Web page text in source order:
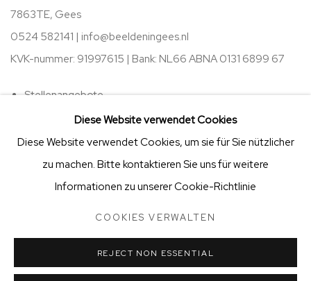
7863TE, Gees
0524 582141 | info@beeldeningees.nl
KVK-nummer: 91997615 | Bank: NL66 ABNA 0131 6899 67
Stellenangebote
ÖffnungszeitenDiese Website verwendet Cookies
Diese Website verwendet Cookies, um sie für Sie nützlicher
zu machen. Bitte kontaktieren Sie uns für weitere
Informationen zu unserer Cookie-Richtlinie
COOKIES VERWALTEN
REJECT NON ESSENTIAL